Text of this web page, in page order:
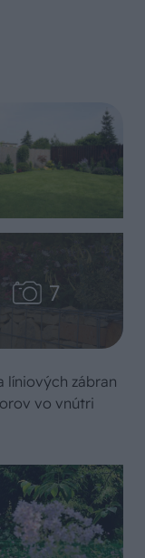
líniových zábran
vo vnútri